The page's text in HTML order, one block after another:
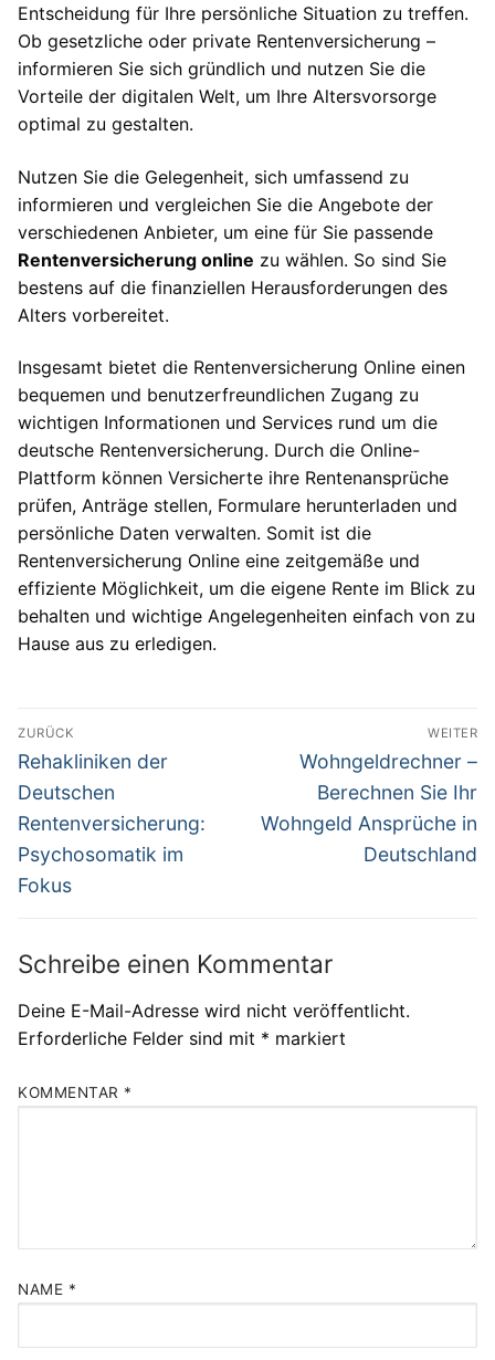
Entscheidung für Ihre persönliche Situation zu treffen.
Ob gesetzliche oder private Rentenversicherung –
informieren Sie sich gründlich und nutzen Sie die
Vorteile der digitalen Welt, um Ihre Altersvorsorge
optimal zu gestalten.
Nutzen Sie die Gelegenheit, sich umfassend zu
informieren und vergleichen Sie die Angebote der
verschiedenen Anbieter, um eine für Sie passende
Rentenversicherung online zu wählen. So sind Sie
bestens auf die finanziellen Herausforderungen des
Alters vorbereitet.
Insgesamt bietet die Rentenversicherung Online einen
bequemen und benutzerfreundlichen Zugang zu
wichtigen Informationen und Services rund um die
deutsche Rentenversicherung. Durch die Online-
Plattform können Versicherte ihre Rentenansprüche
prüfen, Anträge stellen, Formulare herunterladen und
persönliche Daten verwalten. Somit ist die
Rentenversicherung Online eine zeitgemäße und
effiziente Möglichkeit, um die eigene Rente im Blick zu
behalten und wichtige Angelegenheiten einfach von zu
Hause aus zu erledigen.
Beitragsnavigation
ZURÜCK
Vorheriger
Beitrag:
Rehakliniken der
Deutschen
Rentenversicherung:
Psychosomatik im
Fokus
WEITER
Nächster
Beitrag:
Wohngeldrechner –
Berechnen Sie Ihr
Wohngeld Ansprüche in
Deutschland
Schreibe einen Kommentar
Deine E-Mail-Adresse wird nicht veröffentlicht.
Erforderliche Felder sind mit * markiert
KOMMENTAR *
NAME *